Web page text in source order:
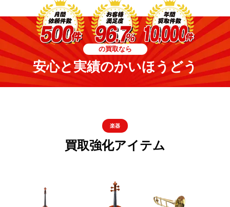
の買取なら
安心と実績のかいほうどう
楽器
買取強化アイテム